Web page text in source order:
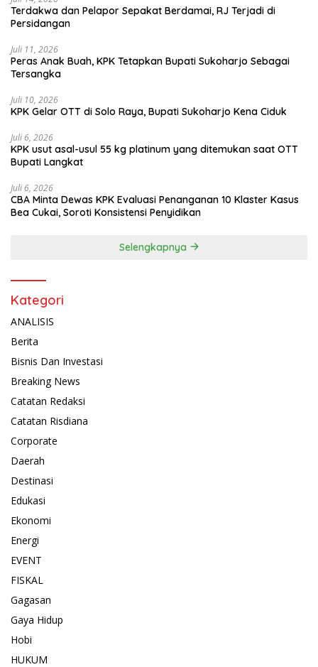
Terdakwa dan Pelapor Sepakat Berdamai, RJ Terjadi di
Persidangan
Juli 11, 2026
Peras Anak Buah, KPK Tetapkan Bupati Sukoharjo Sebagai
Tersangka
Juli 10, 2026
KPK Gelar OTT di Solo Raya, Bupati Sukoharjo Kena Ciduk
Juli 6, 2026
KPK usut asal-usul 55 kg platinum yang ditemukan saat OTT
Bupati Langkat
Juli 6, 2026
CBA Minta Dewas KPK Evaluasi Penanganan 10 Klaster Kasus
Bea Cukai, Soroti Konsistensi Penyidikan
Selengkapnya
Kategori
ANALISIS
Berita
Bisnis Dan Investasi
Breaking News
Catatan Redaksi
Catatan Risdiana
Corporate
Daerah
Destinasi
Edukasi
Ekonomi
Energi
EVENT
FISKAL
Gagasan
Gaya Hidup
Hobi
HUKUM